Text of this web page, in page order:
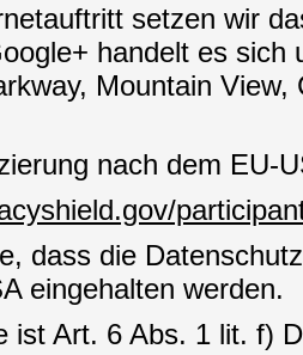
setzen wir
handelt es
Mountain View,
nach dem EU-
dass die
eingehalten werden.
ist Art. 6 Abs. 1 lit. f)